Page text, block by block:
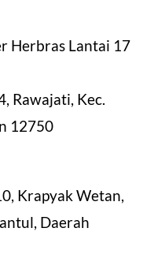
Herbras Lantai 17
Rawajati, Kec.
12750
Krapyak Wetan,
Daerah